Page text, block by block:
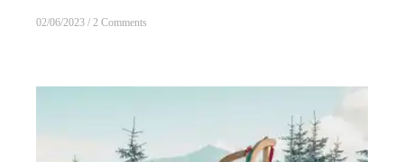
02/06/2023 2 Comments